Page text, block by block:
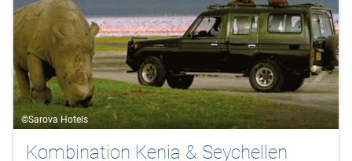
©Sarova Hotels
Kombination Kenia & Seychellen